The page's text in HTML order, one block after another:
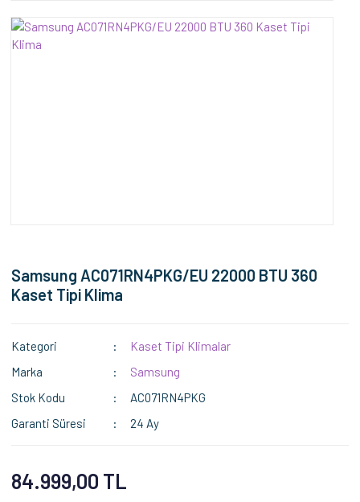
Samsung AC071RN4PKG/EU 22000 BTU 360
Kaset Tipi Klima
Kategori
Kaset Tipi Klimalar
Marka
Samsung
Stok Kodu
AC071RN4PKG
Garanti Süresi
24 Ay
84.999,00 TL